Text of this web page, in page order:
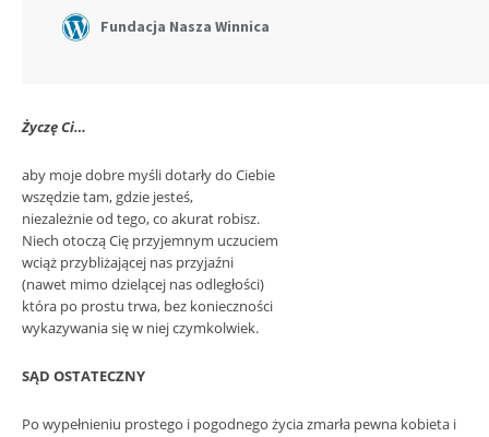
Życzę Ci…
aby moje dobre myśli dotarły do Ciebie
wszędzie tam, gdzie jesteś,
niezależnie od tego, co akurat robisz.
Niech otoczą Cię przyjemnym uczuciem
wciąż przybliżającej nas przyjaźni
(nawet mimo dzielącej nas odległości)
która po prostu trwa, bez konieczności
wykazywania się w niej czymkolwiek.
SĄD OSTATECZNY
Po wypełnieniu prostego i pogodnego życia zmarła pewna kobieta i